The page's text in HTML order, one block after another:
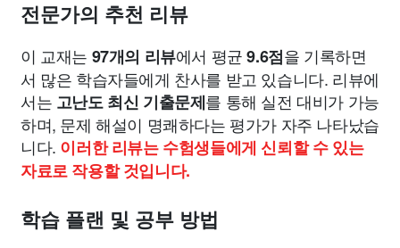
전문가의 추천 리뷰
이 교재는 97개의 리뷰에서 평균9.6점을 기록하면
서 많은 학습자들에게 찬사를 받고 있습니다. 리뷰에
서는 고난도 최신 기출문제를 통해 실전 대비가 가능
하며, 문제 해설이 명쾌하다는 평가가 자주 나타났습
니다. 이러한 리뷰는 수험생들에게 신뢰할 수 있는
자료로 작용할 것입니다.
학습 플랜 및 공부 방법